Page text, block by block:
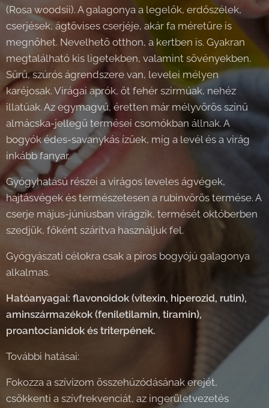
(Rosa woodsii). A galagonya a legelők, erdőszélek,
cserjések, ágtövises cserjéje, akár fa méretűre is
megnőhet. Nevelhető otthon, a kertben is. Gyakran
megtalálható kis ligetekben, valamint sövényekben.
Sűrű, szúrós ágrendszere van, levelei mélyen
karéjosak. Virágai aprók, öt fehér szirmúak, nehéz
illatúak. Az egymagvú, éretten már mélyvörös színű
almácska-jellegű termései csomókban állnak. A
bogyók édes-savanykás ízűek, míg a levél és a virág
inkább fanyar.
Gyógyhatású részei a virágos leveles ágvégek,
hajtásvégek és természetesen a rubinvörös termése. A
cserje május-júniusban virágzik, termését októberben
szedjük, főként szárítva használjuk fel.
Gyógyászati célokra csak a piros bogyójú galagonya
alkalmas.
Hatóanyagai: flavonoidok (vitexin, hiperozid, rutin),
aminszármazékok (feniletilamin, tiramin),
proantocianidok és triterpének.
További hatásai:
Fokozza a szívizom összehúzódásának erejét,
csökkenti a szívfrekvenciát, az ingerületvezetés